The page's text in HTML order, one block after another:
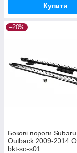
Купити
–20%
Бокові пороги Subaru
Outback 2009-2014
bkt-so-s01